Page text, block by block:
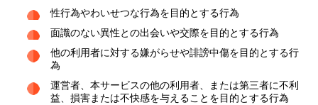
性行為やわいせつな行為を目的とする行為
面識のない異性との出会いや交際を目的とする行為
他の利用者に対する嫌がらせや誹謗中傷を目的とする行
為
運営者、本サービスの他の利用者、または第三者に不利
益、損害または不快感を与えることを目的とする行為